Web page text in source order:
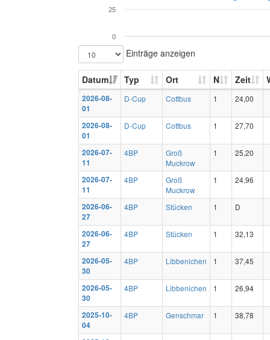
0
25
Einträge anzeigen
Datum Typ Ort N Zeit
2026-08-
01
D-Cup Cottbus 1 24,00
2026-08-
01
D-Cup Cottbus 1 27,70
2026-07-
11
4BP
Groß
Muckrow
1 25,20
2026-07-
11
4BP
Groß
Muckrow
1 24,96
2026-06-
27
4BP Stücken 1 D
2026-06-
27
4BP Stücken 1 32,13
2026-05-
30
4BP Libbenichen 1 37,45
2026-05-
30
4BP Libbenichen 1 26,94
2025-10-
04
4BP Genschmar 1 38,78